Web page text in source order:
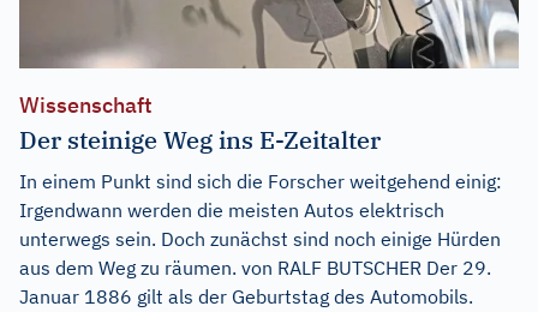
Wissenschaft
Der steinige Weg ins E-Zeitalter
In einem Punkt sind sich die Forscher weitgehend einig:
Irgendwann werden die meisten Autos elektrisch
unterwegs sein. Doch zunächst sind noch einige Hürden
aus dem Weg zu räumen. von RALF BUTSCHER Der 29.
Januar 1886 gilt als der Geburtstag des Automobils.